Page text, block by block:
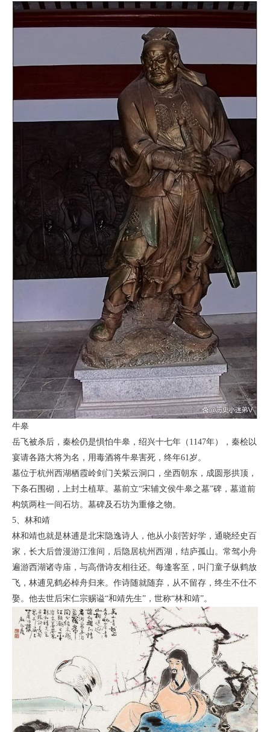
牛皋
岳飞被杀后，秦桧仍是惧怕牛皋，绍兴十七年（1147年），秦桧以
宴请各路大将为名，用毒酒将牛皋害死，终年61岁。
墓位于杭州西湖栖霞岭剑门关紫云洞口，坐西朝东，成圆形拱顶，
下条石围砌，上封土植草。墓前立“宋辅文侯牛皋之墓”碑，墓道前
构筑两柱一间石坊。墓碑及石坊为重修之物。
5、林和靖
林和靖也就是林逋是北宋隐逸诗人，他从小刻苦好学，通晓经史百
家，长大后曾漫游江淮间，后隐居杭州西湖，结庐孤山。常驾小舟
遍游西湖诸寺庙，与高僧诗友相往还。每逢客至，叫门童子纵鹤放
飞，林逋见鹤必棹舟归来。作诗随就随弃，从不留存，终生不仕不
娶。他去世后宋仁宗赐谥“和靖先生”，世称“林和靖”。